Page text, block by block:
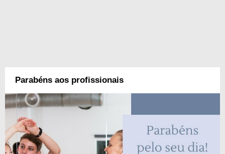
Parabéns aos profissionais